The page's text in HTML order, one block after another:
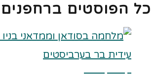
כל הפוסטים ברחפנים